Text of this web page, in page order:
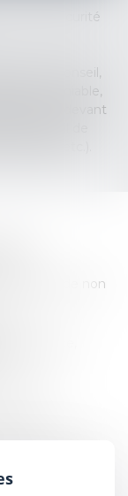
de la sécurité
de conseil,
amiable,
devant
:
mobilité, de non
service,
etc.) ;
droit